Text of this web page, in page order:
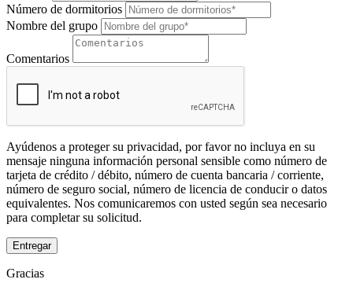
Número de dormitorios
Nombre del grupo
Comentarios
Ayúdenos a proteger su privacidad, por favor no incluya en su
mensaje ninguna información personal sensible como número de
tarjeta de crédito / débito, número de cuenta bancaria / corriente,
número de seguro social, número de licencia de conducir o datos
equivalentes. Nos comunicaremos con usted según sea necesario
para completar su solicitud.
Entregar
Gracias